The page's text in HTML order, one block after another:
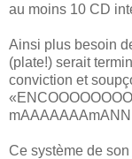
au moins 10 CD
Ainsi plus besoin
(plate!) serait
conviction et
Ce système de